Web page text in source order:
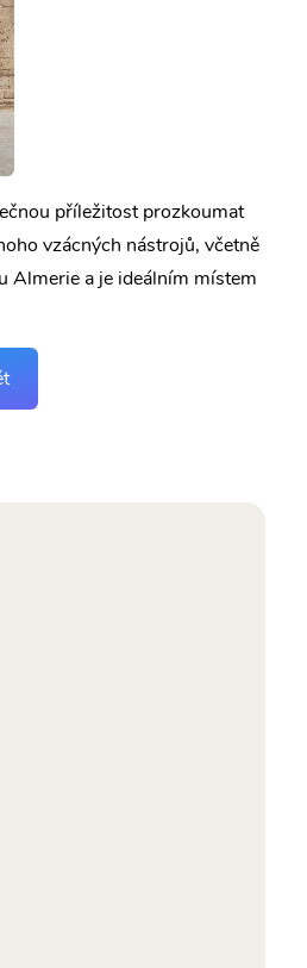
příležitost prozkoumat
vzácných nástrojů, včetně
Almerie a je ideálním místem